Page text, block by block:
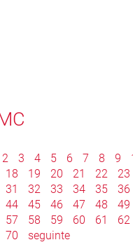
2 3 4 5 6 7 8 9
18 19 20 21 22 23
31 32 33 34 35 36
44 45 46 47 48 49
57 58 59 60 61 62
70 seguinte